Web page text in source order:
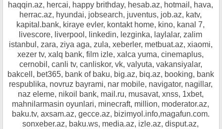
haqqin.az, hercai, happy brithday, hesab.az, hotmail, hava,
herrac.az, hyundai, jobsearch, juventus, job.az, katv,
kapital.bank, kiraye evler, kontakt home, kino, kanal 7,
livescore, liverpool, linkedin, lezginka, laylalar, zalim
istanbul, zara, ziya aga, zula, xeberler, metbuat.az, xiaomi,
xezer tv, xalq bank, film izle, xalca yuma, cinemaplus,
cernobil, canli tv, canliskor, vk, valyuta, vakansiyalar,
bakcell, bet365, bank of baku, big.az, biq.az, booking, bank
respublika, novruz bayrami, nar mobile, navigator, nagillar,
naz eleme, nikoil bank, mail.ru, musavat, xnss, 1xbet,
mahnilarmasin oyunlari, minecraft, million, moderator.az,
baku.tv, axsam.az, gecce.az, bizimyol.info,magafun.com.
sonxeber.az, baku.ws, media.az, izle.az, disput.az,